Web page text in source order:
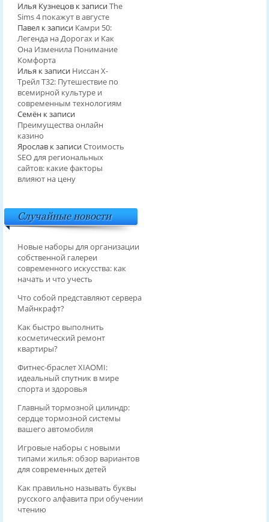
Илья Кузнецовк записиThe
Sims 4 покажут в августе
Павелк записи Камри 50:
Легенда на Дорогах и Как
Она Изменила Понимание
Комфорта
Илья к записи Ниссан Х-
Трейл T32: Путешествие по
всемирной культуре и
современным технологиям
Семёнк записи
Преимущества онлайн
казино
Ярославк записиСтоимость
SEO для региональных
сайтов: какие факторы
влияют на цену
Случайные новости
Новые наборы для организации
собственной галереи
современного искусства: как
начать и что учесть
Что собой представляют сервера
Майнкрафт?
Как быстро выполнить
косметический ремонт
квартиры?
Фитнес-браслет XIAOMI:
идеальный спутник в мире
спорта и здоровья
Главный тормозной цилиндр:
сердце тормозной системы
вашего автомобиля
Игровые наборы с новыми
типами жилья: обзор вариантов
для современных детей
Как правильно называть буквы
русского алфавита при обучении
чтению